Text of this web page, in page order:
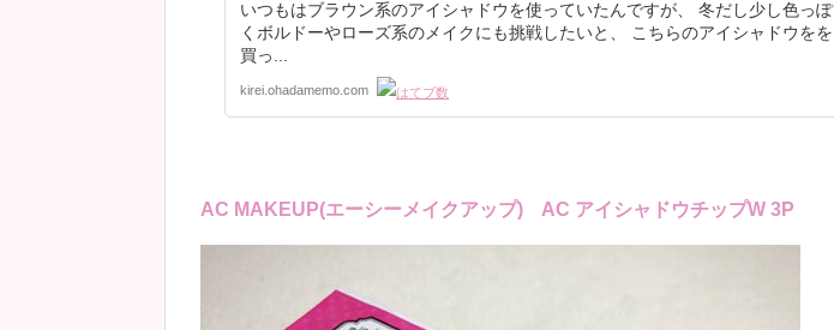
いつもはブラウン系のアイシャドウを使っていたんですが、 冬だし少し色っぽ
くボルドーやローズ系のメイクにも挑戦したいと、 こちらのアイシャドウをを
買っ...
kirei.ohadamemo.com
AC MAKEUP(エーシーメイクアップ) AC アイシャドウチップW 3P